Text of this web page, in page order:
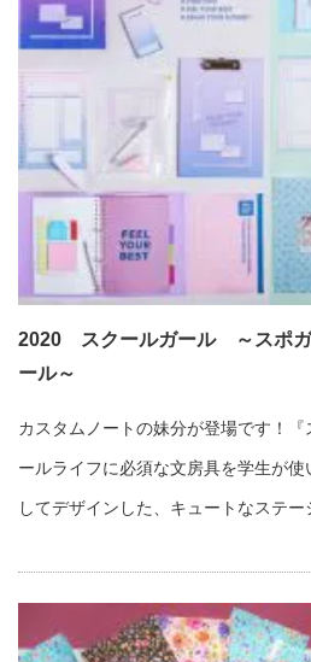
2020 スクールガール ～スポガ
ール～
カスタムノートの妹分が登場です！
ールライフに必須な文房具を学生が
してデザインした、キュートなステー